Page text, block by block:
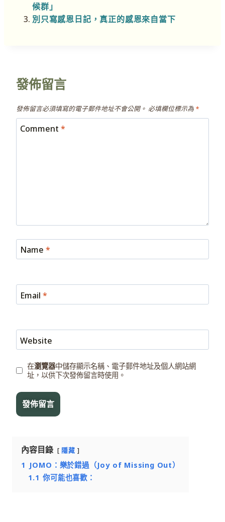
候群」
別只寫感恩日記，真正的感恩來自當下
發佈留言
發佈留言必須填寫的電子郵件地址不會公開。 必填欄位標示為 *
Comment *
Name *
Email *
Website
在瀏覽器中儲存顯示名稱、電子郵件地址及個人網站網
址，以供下次發佈留言時使用。
內容目錄 隱藏
1 JOMO：樂於錯過（Joy of Missing Out）
1.1 你可能也喜歡：